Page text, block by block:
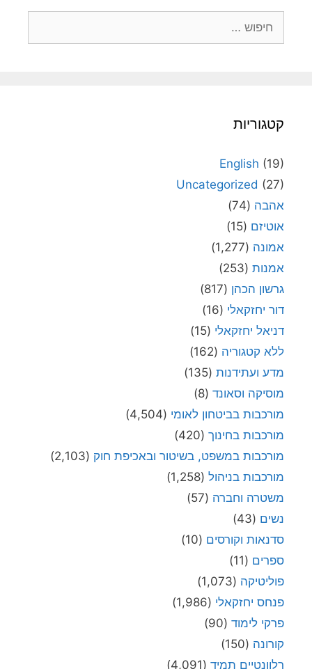
קטגוריות
English (19)
Uncategorized (27)
אהבה (74)
אוטיזם (15)
אמונה (1,277)
אמנות (253)
גרשון הכהן (817)
דור יחזקאלי (16)
דניאל יחזקאלי (15)
ללא קטגוריה (162)
מדע ועתידנות (135)
מוסיקה וסאונד (8)
מורכבות בביטחון לאומי (4,504)
מורכבות בחינוך (420)
מורכבות במשפט, בשיטור ובאכיפת חוק (2,103)
מורכבות בניהול (1,258)
משטרה וחברה (57)
נשים (43)
סדנאות וקורסים (10)
ספרים (11)
פוליטיקה (1,073)
פנחס יחזקאלי (1,986)
פרקי לימוד (90)
קורונה (150)
רלוונטיים תמיד (4,091)